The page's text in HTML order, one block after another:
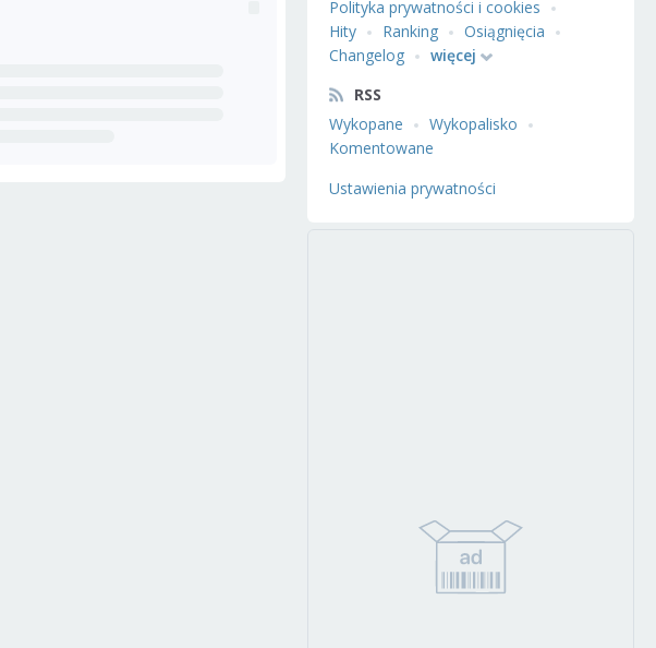
Polityka prywatności i cookies
Hity
Ranking
Osiągnięcia
Changelog
więcej
RSS
Wykopane
Wykopalisko
Komentowane
Ustawienia prywatności